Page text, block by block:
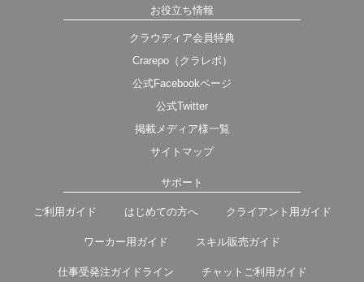
お役立ち情報
クラウディア会員特典
Crarepo（クラレポ）
公式Facebookページ
公式Twitter
掲載メディア様一覧
サイトマップ
サポート
ご利用ガイド はじめての方へ クライアント用ガイド
ワーカー用ガイド スキル販売ガイド
仕事受発注ガイドライン チャットご利用ガイド